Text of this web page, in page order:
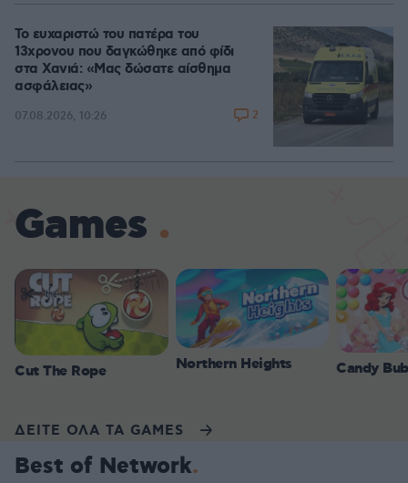
Το ευχαριστώ του πατέρα του
13χρονου που δαγκώθηκε από φίδι
στα Χανιά: «Μας δώσατε αίσθημα
ασφάλειας»
07.08.2026, 10:26 2
Games
Cut The Rope Northern Heights Candy
ΔΕΙΤΕ ΟΛΑ ΤΑ GAMES
Best of Network